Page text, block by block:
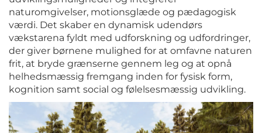
naturomgivelser, motionsglæde og pædagogisk
værdi. Det skaber en dynamisk udendørs
vækstarena fyldt med udforskning og udfordringer,
der giver børnene mulighed for at omfavne naturen
frit, at bryde grænserne gennem leg og at opnå
helhedsmæssig fremgang inden for fysisk form,
kognition samt social og følelsesmæssig udvikling.